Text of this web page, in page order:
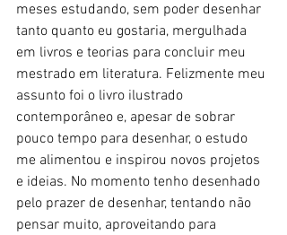
meses estudando, sem poder desenhar
tanto quanto eu gostaria, mergulhada
em livros e teorias para concluir meu
mestrado em literatura. Felizmente meu
assunto foi o livro ilustrado
contemporâneo e, apesar de sobrar
pouco tempo para desenhar, o estudo
me alimentou e inspirou novos projetos
e ideias. No momento tenho desenhado
pelo prazer de desenhar, tentando não
pensar muito, aproveitando para